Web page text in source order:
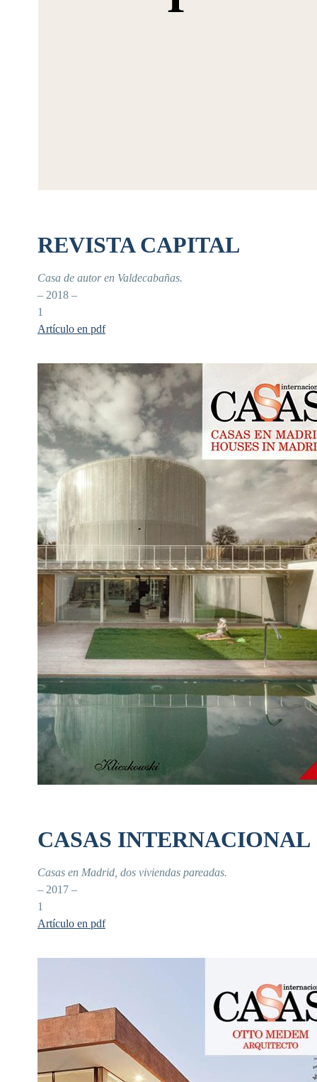
REVISTA CAPITAL
Casa de autor en Valdecabañas.
– 2018 –
1
Artículo en pdf
CASAS INTERNACIONAL
Casas en Madrid, dos viviendas pareadas.
– 2017 –
1
Artículo en pdf